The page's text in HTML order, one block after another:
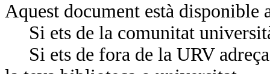
Aquest document està
Si ets de la comunitat
Si ets de fora de la URV